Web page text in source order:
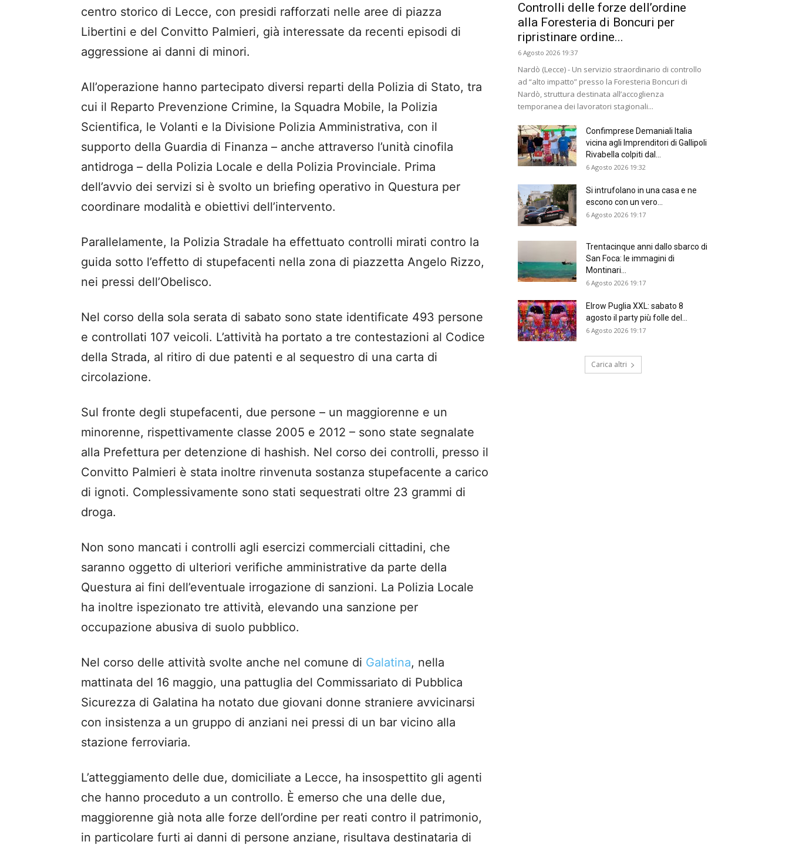
centro storico di Lecce, con presidi rafforzati nelle aree di piazza
Libertini e del Convitto Palmieri, già interessate da recenti episodi di
aggressione ai danni di minori.
All’operazione hanno partecipato diversi reparti della Polizia di Stato, tra
cui il Reparto Prevenzione Crimine, la Squadra Mobile, la Polizia
Scientifica, le Volanti e la Divisione Polizia Amministrativa, con il
supporto della Guardia di Finanza – anche attraverso l’unità cinofila
antidroga – della Polizia Locale e della Polizia Provinciale. Prima
dell’avvio dei servizi si è svolto un briefing operativo in Questura per
coordinare modalità e obiettivi dell’intervento.
Parallelamente, la Polizia Stradale ha effettuato controlli mirati contro la
guida sotto l’effetto di stupefacenti nella zona di piazzetta Angelo Rizzo,
nei pressi dell’Obelisco.
Nel corso della sola serata di sabato sono state identificate 493 persone
e controllati 107 veicoli. L’attività ha portato a tre contestazioni al Codice
della Strada, al ritiro di due patenti e al sequestro di una carta di
circolazione.
Sul fronte degli stupefacenti, due persone – un maggiorenne e un
minorenne, rispettivamente classe 2005 e 2012 – sono state segnalate
alla Prefettura per detenzione di hashish. Nel corso dei controlli, presso il
Convitto Palmieri è stata inoltre rinvenuta sostanza stupefacente a carico
di ignoti. Complessivamente sono stati sequestrati oltre 23 grammi di
droga.
Non sono mancati i controlli agli esercizi commerciali cittadini, che
saranno oggetto di ulteriori verifiche amministrative da parte della
Questura ai fini dell’eventuale irrogazione di sanzioni. La Polizia Locale
ha inoltre ispezionato tre attività, elevando una sanzione per
occupazione abusiva di suolo pubblico.
Nel corso delle attività svolte anche nel comune di Galatina, nella
mattinata del 16 maggio, una pattuglia del Commissariato di Pubblica
Sicurezza di Galatina ha notato due giovani donne straniere avvicinarsi
con insistenza a un gruppo di anziani nei pressi di un bar vicino alla
stazione ferroviaria.
L’atteggiamento delle due, domiciliate a Lecce, ha insospettito gli agenti
che hanno proceduto a un controllo. È emerso che una delle due,
maggiorenne già nota alle forze dell’ordine per reati contro il patrimonio,
in particolare furti ai danni di persone anziane, risultava destinataria di
Controlli delle forze dell’ordine
alla Foresteria di Boncuri per
ripristinare ordine...
6 Agosto 2026 19:37
Nardò (Lecce) - Un servizio straordinario di controllo
ad “alto impatto” presso la Foresteria Boncuri di
Nardò, struttura destinata all’accoglienza
temporanea dei lavoratori stagionali...
Confimprese Demaniali Italia
vicina agli Imprenditori di Gallipoli
Rivabella colpiti dal...
6 Agosto 2026 19:32
Si intrufolano in una casa e ne
escono con un vero...
6 Agosto 2026 19:17
Trentacinque anni dallo sbarco di
San Foca: le immagini di
Montinari...
6 Agosto 2026 19:17
Elrow Puglia XXL: sabato 8
agosto il party più folle del...
6 Agosto 2026 19:17
Carica altri